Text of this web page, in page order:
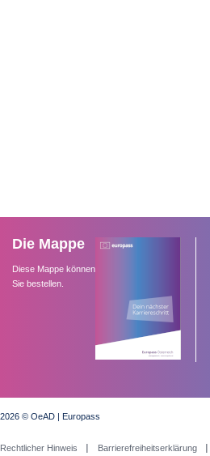
Die Mappe
Diese Mappe können
Sie bestellen.
2026 © OeAD | Europass
Rechtlicher Hinweis Barrierefreiheitserklärung